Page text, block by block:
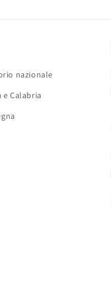
nazionale
Calabria